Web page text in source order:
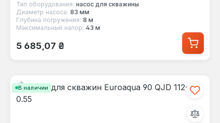
Тип оборудования: насос для скважины
Диаметр насоса: 83 мм
Глубина погружения: 8 м
Максимальный напор: 43 м
Обычная цена:
5 685,07 ₴
В наличии